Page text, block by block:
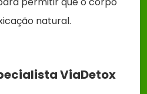
natural.
ViaDetox